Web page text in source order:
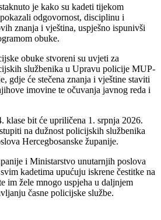
je kako su kadeti tijekom
odgovornost, disciplinu i
znanja i vještina, uspješno ispunivši
obuke.
obuke stvoreni su uvjeti za
službenika u Upravu policije MUP-
gdje će stečena znanja i vještine staviti
imovine te očuvanja javnog reda i
klase bit će upriličena 1. srpnja 2026.
na dužnost policijskih službenika
Hercegbosanske županije.
i Ministarstvo unutarnjih poslova
kadetima upućuju iskrene čestitke na
im žele mnogo uspjeha u daljnjem
časne policijske službe.